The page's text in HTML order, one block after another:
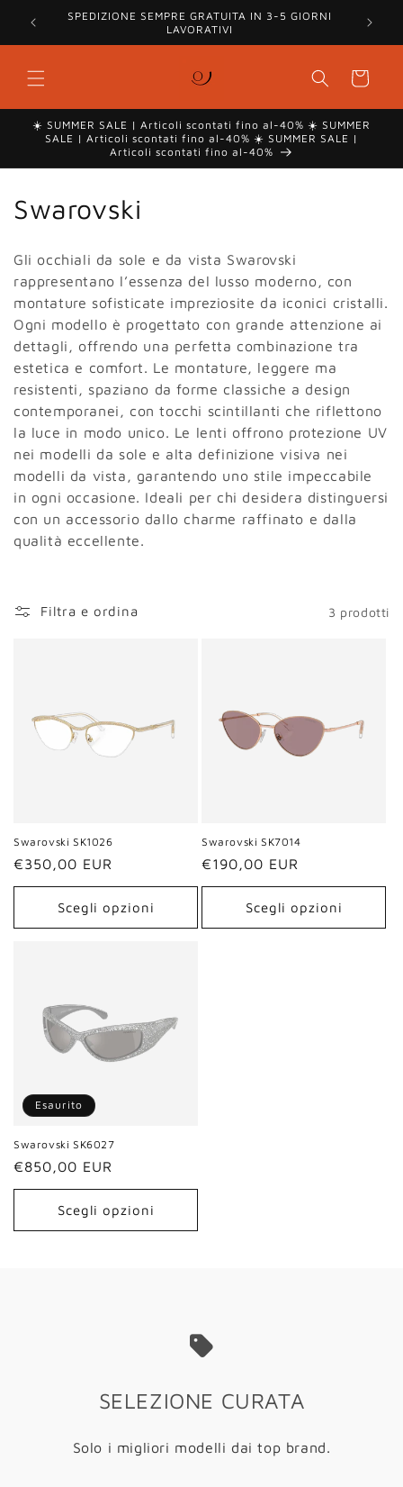
direttamenteSPEDIZIONE SEMPRE GRATUITA IN 3-5 GIORNI
LAVORATIVI
Carrello
☀️ SUMMER SALE | Articoli scontati fino al-40% ☀️ SUMMER
SALE | Articoli scontati fino al-40% ☀️ SUMMER SALE |
Articoli scontati fino al-40%
C
l
l
e
z
i
o
n
e
:
Swarovski
Gli occhiali da sole e da vista Swarovski
rappresentano l’essenza del lusso moderno, con
montature sofisticate impreziosite da iconici cristalli.
Ogni modello è progettato con grande attenzione ai
dettagli, offrendo una perfetta combinazione tra
estetica e comfort. Le montature, leggere ma
resistenti, spaziano da forme classiche a design
contemporanei, con tocchi scintillanti che riflettono
la luce in modo unico. Le lenti offrono protezione UV
nei modelli da sole e alta definizione visiva nei
modelli da vista, garantendo uno stile impeccabile
in ogni occasione. Ideali per chi desidera distinguersi
con un accessorio dallo charme raffinato e dalla
qualità eccellente.
Filtra e ordina 3 prodotti
Swarovski SK1026
Prezzo
di
€350,00 EUR
Scegli opzioni
Swarovski SK7014
Prezzo
di
€190,00 EUR
Scegli opzioni
Esaurito
Swarovski SK6027
Prezzo
di
€850,00 EUR
Scegli opzioni
SELEZIONE CURATA
Solo i migliori modelli dai top brand.